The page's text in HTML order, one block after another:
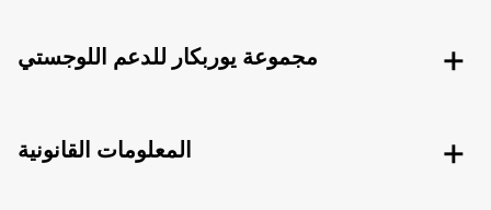
مجموعة يوربكار للدعم اللوجستي
المعلومات القانونية